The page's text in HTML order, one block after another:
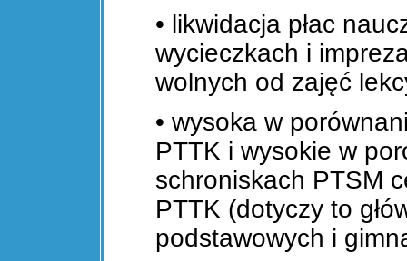
• likwidacja płac
wycieczkach i
wolnych od zajęć
• wysoka w
PTTK i wysokie w
schroniskach PTSM
PTTK (dotyczy to
podstawowych i